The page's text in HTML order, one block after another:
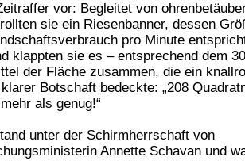
vor: Begleitet von
sie ein Riesenbanner, dessen
pro Minute
klappten sie es – entsprechend dem
der Fläche zusammen, die ein
Botschaft bedeckte: „208
als genug!“
unter der Schirmherrschaft von
Annette Schavan und